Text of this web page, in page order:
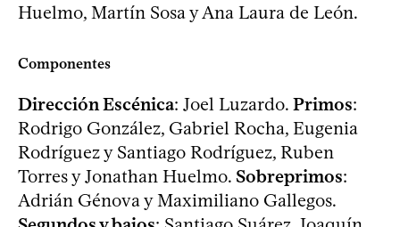
Huelmo, Martín Sosa y Ana Laura de León.
Componentes
Dirección Escénica: Joel Luzardo. Primos:
Rodrigo González, Gabriel Rocha, Eugenia
Rodríguez y Santiago Rodríguez, Ruben
Torres y Jonathan Huelmo. Sobreprimos:
Adrián Génova y Maximiliano Gallegos.